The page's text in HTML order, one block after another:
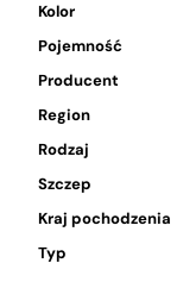
Kolor
Pojemność
Producent
Region
Rodzaj
Szczep
Kraj pochodzenia
Typ